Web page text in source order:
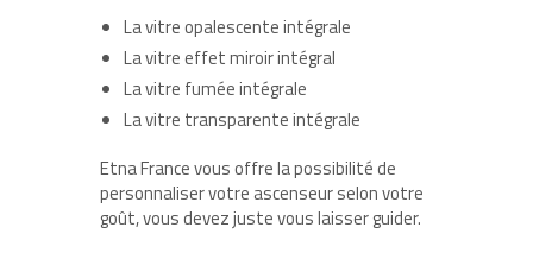
La vitre opalescente intégrale
La vitre effet miroir intégral
La vitre fumée intégrale
La vitre transparente intégrale
Etna France vous offre la possibilité de
personnaliser votre ascenseur selon votre
goût, vous devez juste vous laisser guider.